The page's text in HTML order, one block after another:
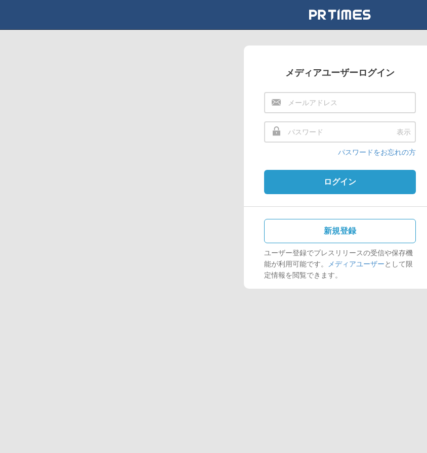
メディアユーザーログイン
表示
パスワードをお忘れの方
ログイン
新規登録
ユーザー登録でプレスリリースの受信や保存機
能が利用可能です。
メディアユーザーとして限
定情報を閲覧できます。